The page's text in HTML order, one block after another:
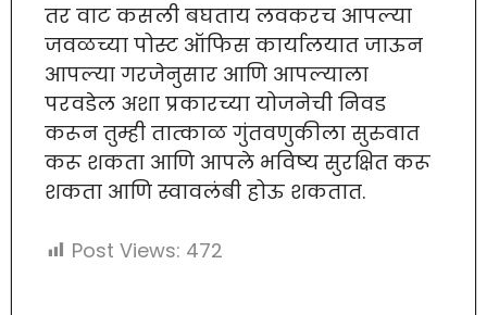
तर वाट कसली बघताय लवकरच आपल्या
जवळच्या पोस्ट ऑफिस कार्यालयात जाऊन
आपल्या गरजेनुसार आणि आपल्याला
परवडेल अशा प्रकारच्या योजनेची निवड
करून तुम्ही तात्काळ गुंतवणुकीला सुरुवात
करू शकता आणि आपले भविष्य सुरक्षित करू
शकता आणि स्वावलंबी होऊ शकतात.
Post Views: 472